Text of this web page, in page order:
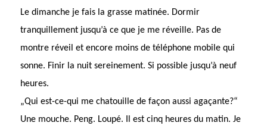
Le dimanche je fais la grasse matinée. Dormir
tranquillement jusqu’à ce que je me réveille. Pas de
montre réveil et encore moins de téléphone mobile qui
sonne. Finir la nuit sereinement. Si possible jusqu’à neuf
heures.
„Qui est-ce-qui me chatouille de façon aussi agaçante?“
Une mouche. Peng. Loupé. Il est cinq heures du matin. Je